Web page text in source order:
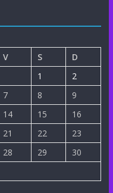
V S
D
1
2
7 8
9
14 15
16
21 22
23
28 29
30